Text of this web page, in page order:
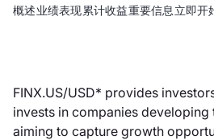
概述业绩表现累计收益重要信息 立即开
FINX.US/USD* provides
invests in companies
aiming to capture growth